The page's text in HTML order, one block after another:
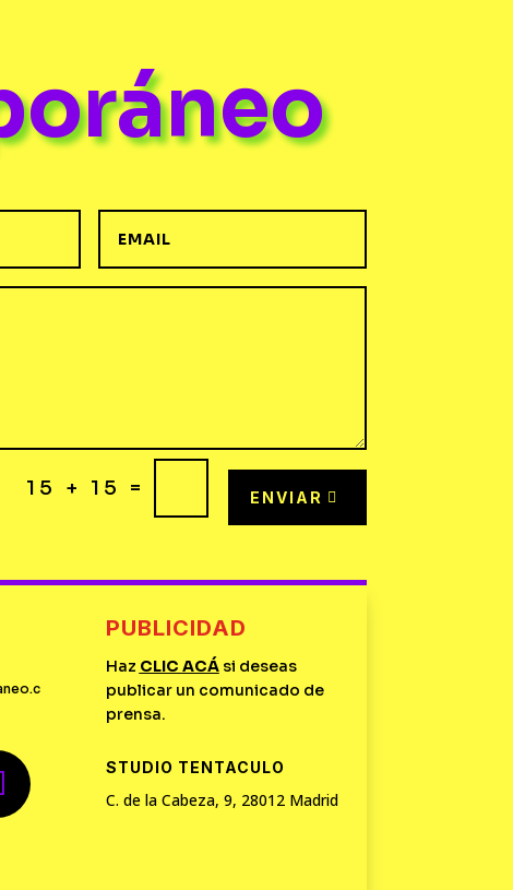
15 + 15 = ENVIAR
PUBLICIDAD
Haz CLIC ACÁsi deseas
publicar un comunicado de
prensa.
STUDIO TENTACULO
C. de la Cabeza, 9, 28012 Madrid